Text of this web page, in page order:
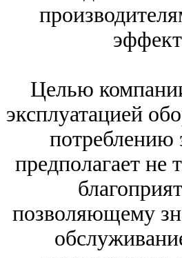
Целью
эксплуатацией
потреблению
предполагает не
позволяющему